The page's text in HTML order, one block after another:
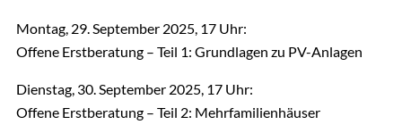
Montag, 29. September 2025, 17 Uhr:
Offene Erstberatung – Teil 1: Grundlagen zu PV-Anlagen
Dienstag, 30. September 2025, 17 Uhr:
Offene Erstberatung – Teil 2: Mehrfamilienhäuser